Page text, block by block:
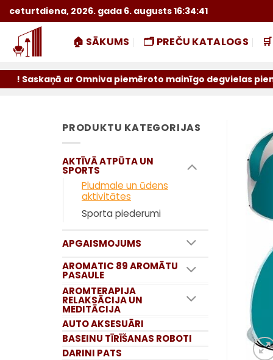
Skip
to
content
ceturtdiena, 2026. gada 6. augusts 16:34:42
🏠 SĀKUMS 🗂️ PREČU KATALOGS
ar Omniva piemēroto mainīgo degvielas piemaksu
PRODUKTU KATEGORIJAS
AKTĪVĀ ATPŪTA UN
SPORTS
Pludmale un ūdens
aktivitātes
Sporta piederumi
APGAISMOJUMS
AROMATIC 89 AROMĀTU
PASAULE
AROMTERAPIJA
RELAKSĀCIJA UN
MEDITĀCIJA
AUTO AKSESUĀRI
BASEINU TĪRĪŠANAS ROBOTI
DARINI PATS